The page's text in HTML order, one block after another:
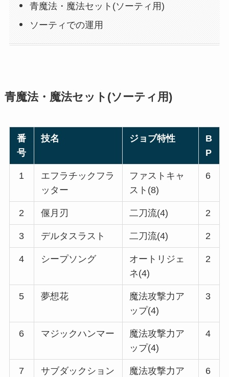
青魔法・魔法セット(ソーティ用)
ソーティでの運用
青魔法・魔法セット(ソーティ用)
番
号
技名 ジョブ特性
B
P
1
エフラチックフラ
ッター
ファストキャ
スト(8)
6
2 偃月刃 二刀流(4) 2
3 デルタスラスト 二刀流(4) 2
4 シープソング
オートリジェ
ネ(4)
2
5 夢想花
魔法攻撃力ア
ップ(4)
3
6 マジックハンマー
魔法攻撃力ア
ップ(4)
4
7 サブダックション
魔法攻撃力ア
6